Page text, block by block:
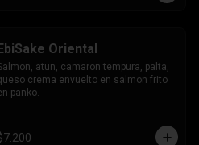
Oriental
atun, camaron tempura, palta,
crema envuelto en salmon frito
panko.